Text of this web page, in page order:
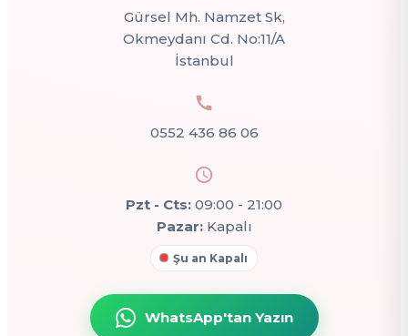
Gürsel Mh. Namzet Sk,
Okmeydanı Cd. No:11/A
İstanbul
0552 436 86 06
Pzt - Cts: 09:00 - 21:00
Pazar:Kapalı
Şu an Kapalı
WhatsApp'tan Yazın